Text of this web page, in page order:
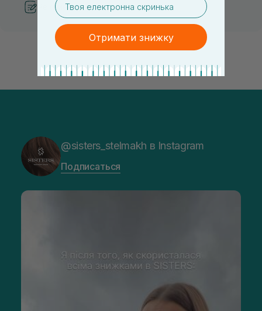
Рекомендации от косметологов
@sisters_stelmakh в Instagram
Подписаться
Отримати знижку